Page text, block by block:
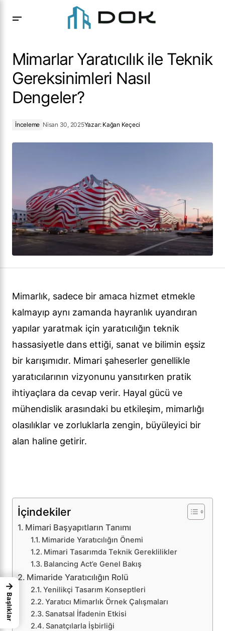
Dengeler?
Mimarlar Yaratıcılık ile Teknik
Gereksinimleri Nasıl
Dengeler?
İnceleme Nisan 30, 2025Yazar: Kağan Keçeci
Mimarlık, sadece bir amaca hizmet etmekle
kalmayıp aynı zamanda hayranlık uyandıran
yapılar yaratmak için yaratıcılığın teknik
hassasiyetle dans ettiği, sanat ve bilimin eşsiz
bir karışımıdır. Mimari şaheserler genellikle
yaratıcılarının vizyonunu yansıtırken pratik
ihtiyaçlara da cevap verir. Hayal gücü ve
mühendislik arasındaki bu etkileşim, mimarlığı
olasılıklar ve zorluklarla zengin, büyüleyici bir
alan haline getirir.
İçindekiler
Mimari Başyapıtların Tanımı
Mimaride Yaratıcılığın Önemi
Mimari Tasarımda Teknik Gereklilikler
Balancing Act’e Genel Bakış
Mimaride Yaratıcılığın Rolü
Yenilikçi Tasarım Konseptleri
Yaratıcı Mimarlık Örnek Çalışmaları
Sanatsal İfadenin Etkisi
Sanatçılarla İşbirliği
→
Başlıklar